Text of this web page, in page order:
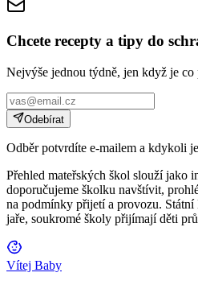
Chcete recepty a tipy do
Nejvýše jednou týdně, jen když je
Odebírat
Odběr potvrdíte e-mailem a kdykoli
Přehled mateřských škol slouží jako
doporučujeme školku navštívit,
na podmínky přijetí a provozu.
jaře, soukromé školy přijímají děti
Vítej Baby